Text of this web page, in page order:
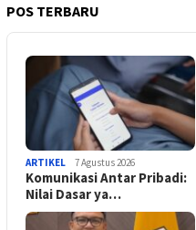
POS TERBARU
ARTIKEL 7 Agustus 2026
Komunikasi Antar Pribadi:
Nilai Dasar ya…